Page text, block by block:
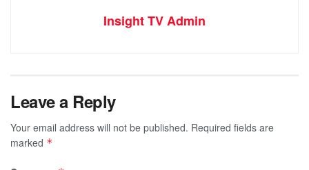
Insight TV Admin
Leave a Reply
Your email address will not be published. Required fields are
marked *